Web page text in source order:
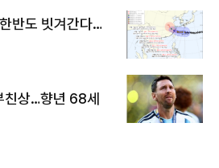
반도 빗겨간다…
친상…향년 68세